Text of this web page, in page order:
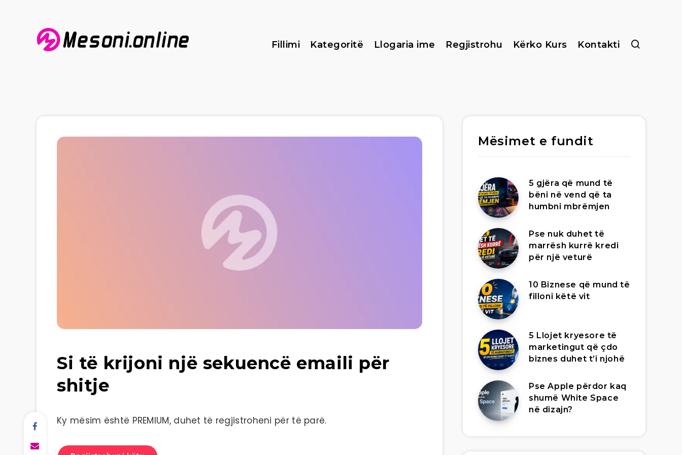
Fillimi Kategoritë Llogaria ime Regjistrohu Kërko Kurs Kontakti
Si të krijoni një sekuencë emaili për
shitje
Ky mësim është PREMIUM, duhet të regjistroheni për të parë.
Mësimet e fundit
5 gjëra që mund të
bëni në vend që ta
humbni mbrëmjen
Pse nuk duhet të
marrësh kurrë kredi
për një veturë
10 Biznese që mund të
filloni këtë vit
5 Llojet kryesore të
marketingut që çdo
biznes duhet t’i njohë
Pse Apple përdor kaq
shumë White Space
në dizajn?